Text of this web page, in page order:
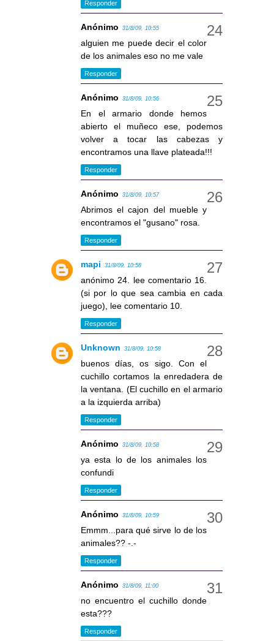
Responder
Anónimo 31/8/09, 10:55
alguien me puede decir el color
de los animales eso no me vale
Responder
Anónimo 31/8/09, 10:56
En el armario donde hemos
abierto el muñeco ese, podemos
volver a tocar las cabezas y
encontramos una llave plateada!!!
Responder
Anónimo 31/8/09, 10:57
Abrimos el cajon del mueble y
encontramos el "gusano" rosa.
Responder
mapi 31/8/09, 10:58
anónimo 24. lee comentario 16.
(si por lo que sea cambia en cada
juego), lee comentario 10.
Responder
Unknown 31/8/09, 10:58
buenos días, os sigo. Con el
cuchillo cortamos la enredadera de
la ventana. (El cuchillo en el armario
a la izquierda arriba)
Responder
Anónimo 31/8/09, 10:58
ya esta lo de los animales los
confundi
Responder
Anónimo 31/8/09, 10:59
Emmm...para qué sirve lo de los
animales?? -.-
Responder
Anónimo 31/8/09, 11:00
no encuentro el cuchillo donde
esta???
Responder